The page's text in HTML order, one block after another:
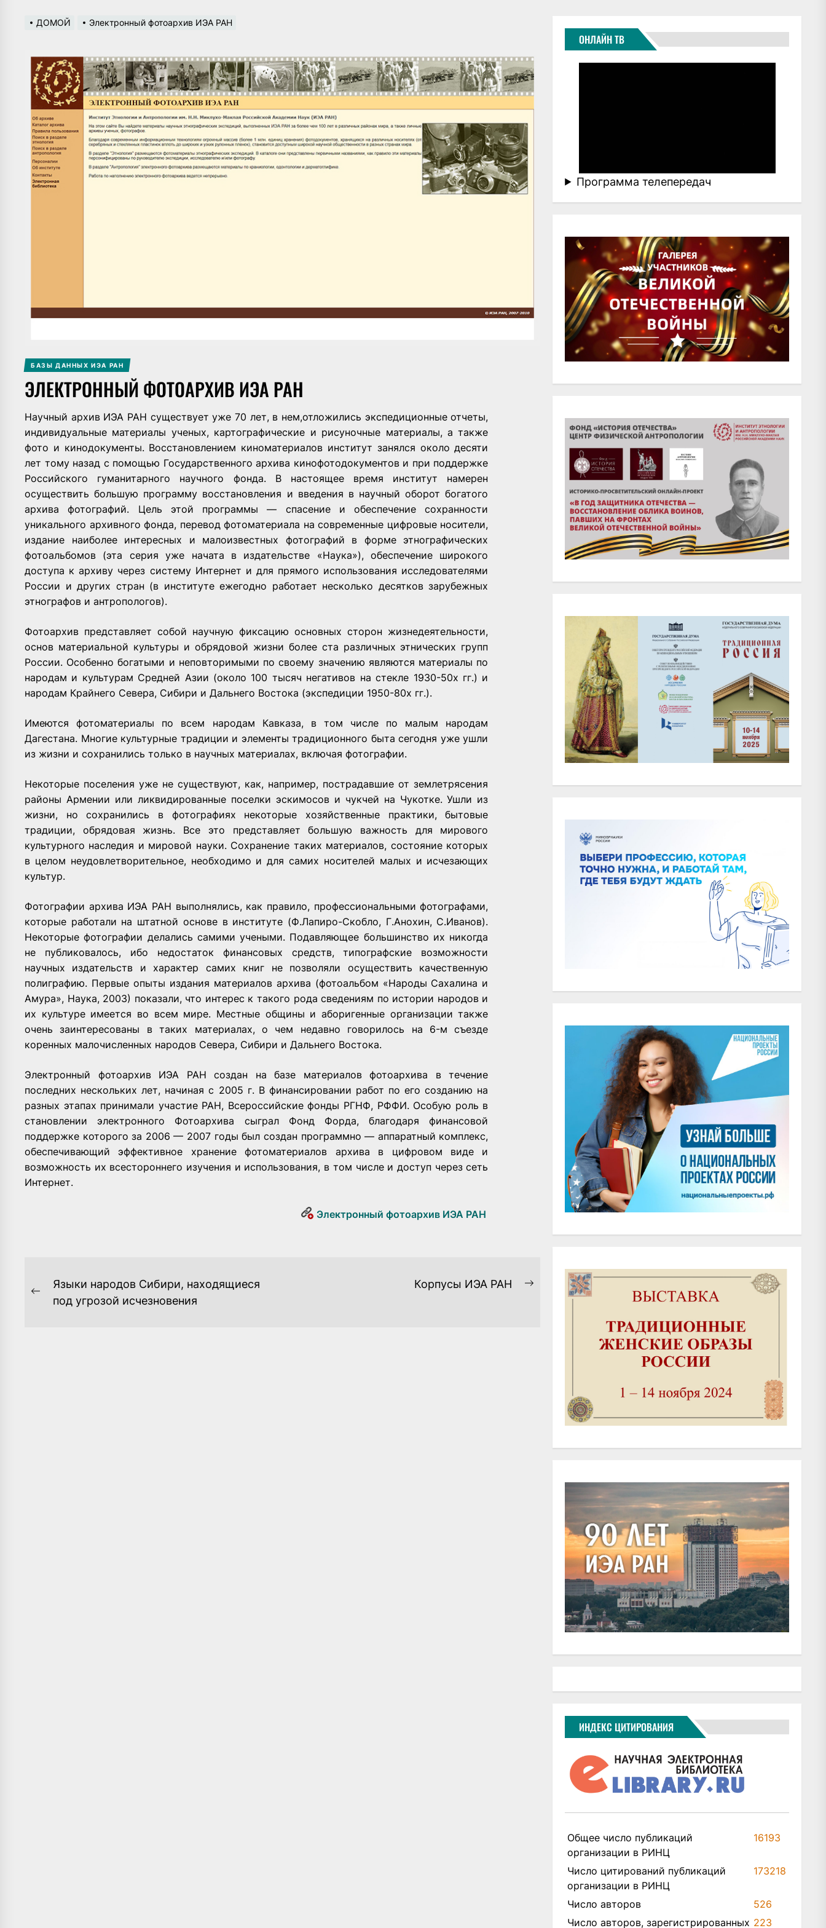
ДОМОЙ Электронный фотоархив ИЭА РАН
БАЗЫ ДАННЫХ ИЭА РАН
ЭЛЕКТРОННЫЙ ФОТОАРХИВ ИЭА РАН
Научный архив ИЭА РАН существует уже 70 лет, в нем,отложились экспедиционные отчеты,
индивидуальные материалы ученых, картографические и рисуночные материалы, а также
фото и кинодокументы. Восстановлением киноматериалов институт занялся около десяти
лет тому назад с помощью Государственного архива кинофотодокументов и при поддержке
Российского гуманитарного научного фонда. В настоящее время институт намерен
осуществить большую программу восстановления и введения в научный оборот богатого
архива фотографий. Цель этой программы — спасение и обеспечение сохранности
уникального архивного фонда, перевод фотоматериала на современные цифровые носители,
издание наиболее интересных и малоизвестных фотографий в форме этнографических
фотоальбомов (эта серия уже начата в издательстве «Наука»), обеспечение широкого
доступа к архиву через систему Интернет и для прямого использования исследователями
России и других стран (в институте ежегодно работает несколько десятков зарубежных
этнографов и антропологов).
Фотоархив представляет собой научную фиксацию основных сторон жизнедеятельности,
основ материальной культуры и обрядовой жизни более ста различных этнических групп
России. Особенно богатыми и неповторимыми по своему значению являются материалы по
народам и культурам Средней Азии (около 100 тысяч негативов на стекле 1930-50х гг.) и
народам Крайнего Севера, Сибири и Дальнего Востока (экспедиции 1950-80х гг.).
Имеются фотоматериалы по всем народам Кавказа, в том числе по малым народам
Дагестана. Многие культурные традиции и элементы традиционного быта сегодня уже ушли
из жизни и сохранились только в научных материалах, включая фотографии.
Некоторые поселения уже не существуют, как, например, пострадавшие от землетрясения
районы Армении или ликвидированные поселки эскимосов и чукчей на Чукотке. Ушли из
жизни, но сохранились в фотографиях некоторые хозяйственные практики, бытовые
традиции, обрядовая жизнь. Все это представляет большую важность для мирового
культурного наследия и мировой науки. Сохранение таких материалов, состояние которых
в целом неудовлетворительное, необходимо и для самих носителей малых и исчезающих
культур.
Фотографии архива ИЭА РАН выполнялись, как правило, профессиональными фотографами,
которые работали на штатной основе в институте (Ф.Лапиро-Скобло, Г.Анохин, С.Иванов).
Некоторые фотографии делались самими учеными. Подавляющее большинство их никогда
не публиковалось, ибо недостаток финансовых средств, типографские возможности
научных издательств и характер самих книг не позволяли осуществить качественную
полиграфию. Первые опыты издания материалов архива (фотоальбом «Народы Сахалина и
Амура», Наука, 2003) показали, что интерес к такого рода сведениям по истории народов и
их культуре имеется во всем мире. Местные общины и аборигенные организации также
очень заинтересованы в таких материалах, о чем недавно говорилось на 6-м съезде
коренных малочисленных народов Севера, Сибири и Дальнего Востока.
Электронный фотоархив ИЭА РАН создан на базе материалов фотоархива в течение
последних нескольких лет, начиная с 2005 г. В финансировании работ по его созданию на
разных этапах принимали участие РАН, Всероссийские фонды РГНФ, РФФИ. Особую роль в
становлении электронного Фотоархива сыграл Фонд Форда, благодаря финансовой
поддержке которого за 2006 — 2007 годы был создан программно — аппаратный комплекс,
обеспечивающий эффективное хранение фотоматериалов архива в цифровом виде и
возможность их всестороннего изучения и использования, в том числе и доступ через сеть
Интернет.
Электронный фотоархив ИЭА РАН
НАВИГАЦИЯ
Previous
Языки народов Сибири, находящиеся
под угрозой исчезновения
Корпусы ИЭА РАН
ОНЛАЙН ТВ
Программа телепередач
ИНДЕКС ЦИТИРОВАНИЯ
Общее число публикаций
организации в РИНЦ
16193
Число цитирований публикаций
организации в РИНЦ
173218
Число авторов
526
Число авторов, зарегистрированных 223